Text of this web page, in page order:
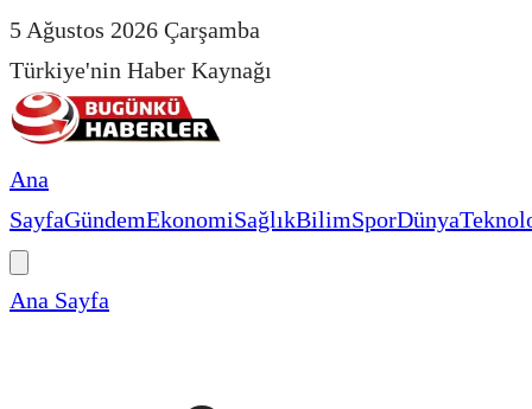
5 Ağustos 2026 Çarşamba
Türkiye'nin Haber Kaynağı
Ana
SayfaGündemEkonomiSağlıkBilimSporDünya
Ana Sayfa